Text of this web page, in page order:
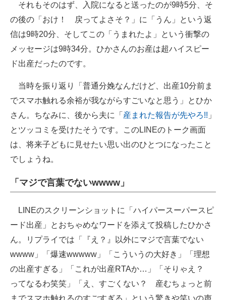
それもそのはず、入院になると送ったのが9時5分、そ
の後の「おけ！ 戻ってよさそ？」に「うん」という返
信は9時20分、そしてこの「うまれたよ」という衝撃の
メッセージは9時34分。ひかさんのお産は超ハイスピー
ド出産だったのです。
当時を振り返り「普通分娩なんだけど、出産10分前ま
でスマホ触れる余裕が我ながらすごいなと思う」とひか
さん。ちなみに、後から夫に「 産まれた報告が先やろ!! 」
とツッコミを受けたそうです。このLINEのトーク画面
は、将来子どもに見せたい思い出のひとつになったこと
でしょうね。
「マジで言葉でないwwww」
LINEのスクリーンショットに「ハイパースーパースピ
ード出産」とおちゃめなワードを添えて投稿したひかさ
ん。リプライでは「『え？』以外にマジで言葉でない
wwww」「爆速wwwww」「こういうの大好き」「理想
の出産すぎる」「これが出産RTAか…」「そりゃえ？
ってなるわ笑笑」「え、すごくない？ 産むちょっと前